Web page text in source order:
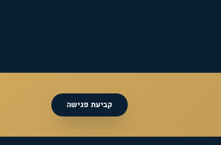
קביעת פגישה